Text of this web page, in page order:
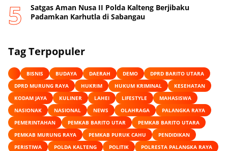
Satgas Aman Nusa II Polda Kalteng Berjibaku
Padamkan Karhutla di Sabangau
Tag Terpopuler
BISNIS BUDAYA DAERAH DEMO
DPRD BARITO UTARA
DPRD MURUNG RAYA
HUKRIM HUKUM KRIMINAL
KESEHATAN
KODAM JAYA
KULINER LAHEI LIFESTYLE
MAHASISWA
NASIONAK
NASIONAL NEWS OLAHRAGA
PALANGKA RAYA
PEMERINTAHAN
PEMKAB BARITO UTAR
PEMKAB BARITO UTARA
PEMKAB MURUNG RAYA
PEMKAB PURUK CAHU
PENDIDIKAN
PERISTIWA
POLDA KALTENG POLITIK
POLRESTA PALANGKA RAYA